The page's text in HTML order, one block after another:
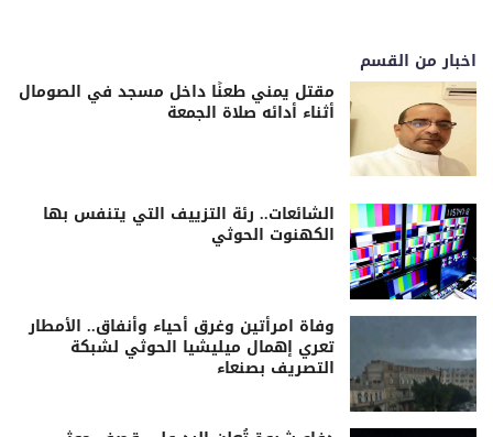
اخبار من القسم
مقتل يمني طعنًا داخل مسجد في الصومال
أثناء أدائه صلاة الجمعة
الشائعات.. رئة التزييف التي يتنفس بها
الكهنوت الحوثي
وفاة امرأتين وغرق أحياء وأنفاق.. الأمطار
تعري إهمال ميليشيا الحوثي لشبكة
التصريف بصنعاء